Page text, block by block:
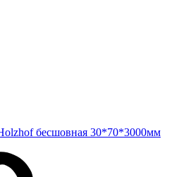
бесшовная 30*70*3000мм